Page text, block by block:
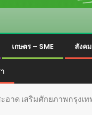
เกษตร – SME สังค
าด เสริมศักยภาพกรุง